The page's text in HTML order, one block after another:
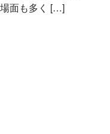
面も多く […]